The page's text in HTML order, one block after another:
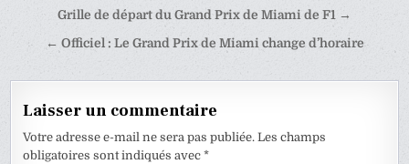
Navigation
Grille de départ du Grand Prix de Miami de F1 →
← Officiel : Le Grand Prix de Miami change d’horaire
Laisser un commentaire
Votre adresse e-mail ne sera pas publiée. Les champs
obligatoires sont indiqués avec*